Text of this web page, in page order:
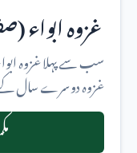
غزوہ ابواء (صفر
سب سے پہلا غزوہ
غزوہ دوسرے سال